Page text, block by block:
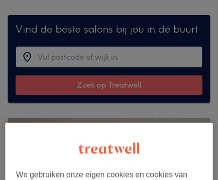
Vind de beste salons bij jou in de buurt
Zoek op Treatwell
We gebruiken onze eigen cookies en cookies van